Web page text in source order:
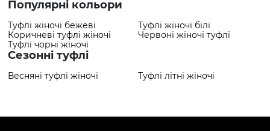
Популярні кольори
Туфлі жіночі бежеві
Туфлі жіночі білі
Коричневі туфлі жіночі
Червоні жіночі туфлі
Туфлі чорні жіночі
Сезонні туфлі
Весняні туфлі жіночі Туфлі літні жіночі